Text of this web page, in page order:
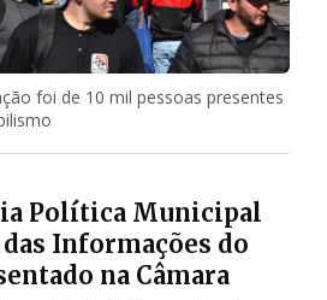
foi de 10 mil pessoas presentes
Política Municipal
Informações do
na Câmara